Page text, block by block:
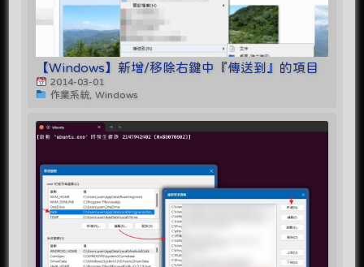
【Windows】新增/移除右鍵中『傳送到』的項目
2014-03-01
作業系統, Windows